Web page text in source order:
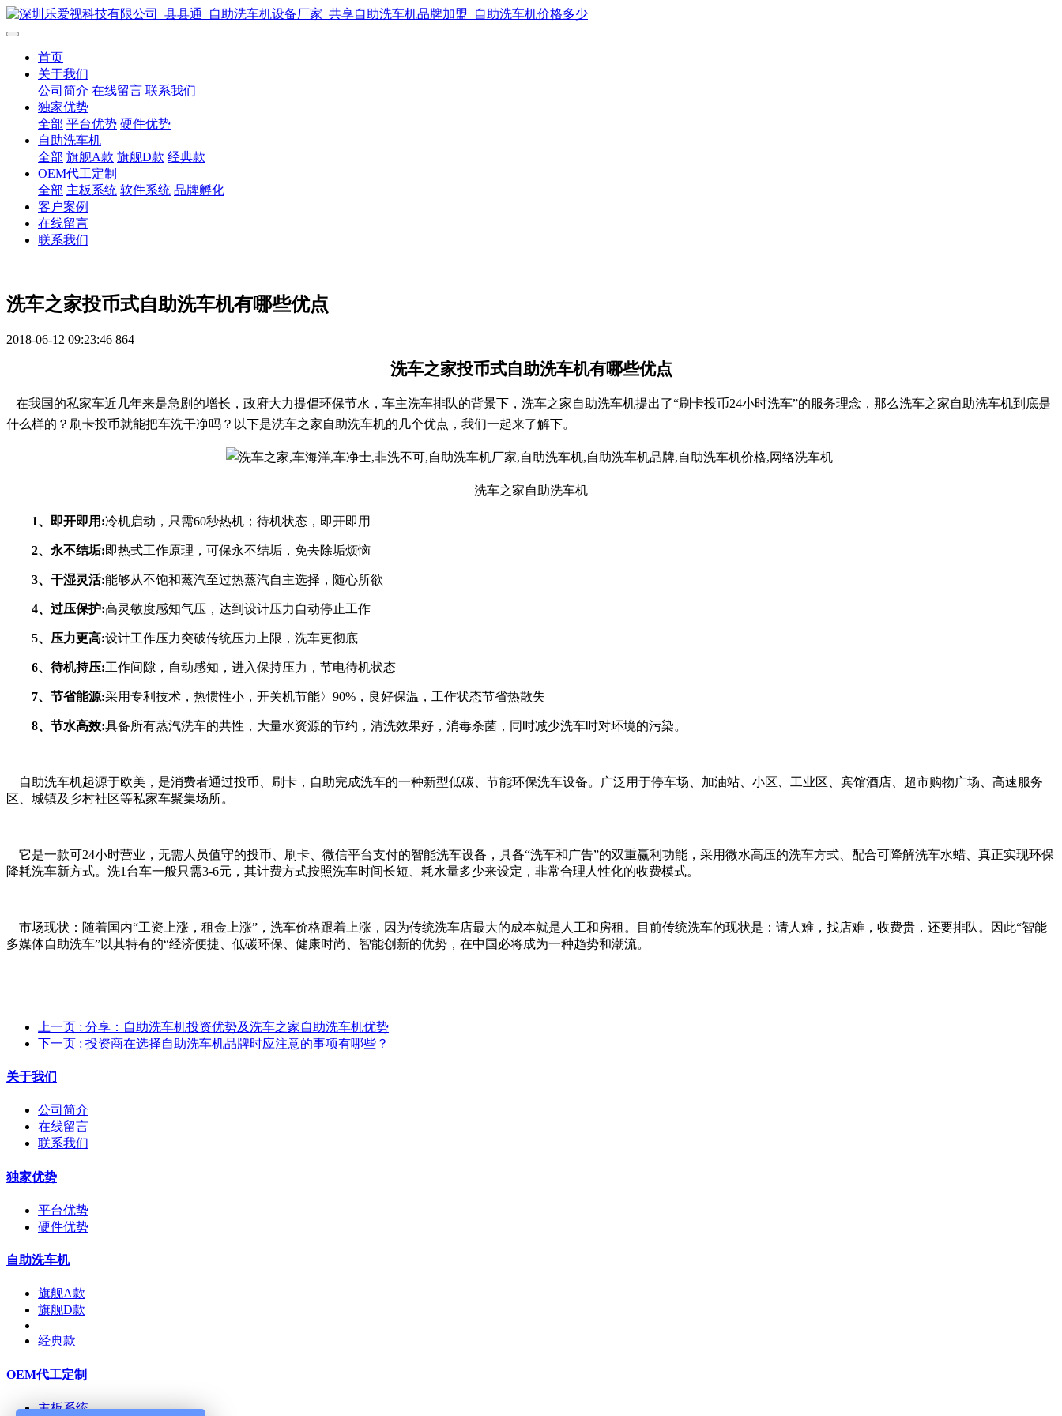
首页
关于我们
公司简介 在线留言 联系我们
独家优势
全部 平台优势 硬件优势
自助洗车机
全部 旗舰A款 旗舰D款 经典款
OEM代工定制
全部 主板系统 软件系统 品牌孵化
客户案例
在线留言
联系我们
洗车之家投币式自助洗车机有哪些优点
2018-06-12 09:23:46 864
洗车之家投币式自助洗车机有哪些优点
在我国的私家车近几年来是急剧的增长，政府大力提倡环保节水，车主洗车排队的背景下， 洗车之家自助洗车机提出了“刷卡投币24小时洗车”的服务理念，那么洗车之家自助洗车机到底是
什么样的？刷卡投币就能把车洗干净吗？以下是洗车之家自助洗车机的几个优点，我们一起来了解下。
洗车之家自助洗车机
1、即开即用:冷机启动，只需60秒热机；待机状态，即开即用
2、永不结垢:即热式工作原理，可保永不结垢，免去除垢烦恼
3、干湿灵活:能够从不饱和蒸汽至过热蒸汽自主选择，随心所欲
4、过压保护:高灵敏度感知气压，达到设计压力自动停止工作
5、压力更高:设计工作压力突破传统压力上限，洗车更彻底
6、待机持压:工作间隙，自动感知，进入保持压力，节电待机状态
7、节省能源:采用专利技术，热惯性小，开关机节能〉 90%，良好保温，工作状态节省热散失
8、节水高效:具备所有蒸汽洗车的共性，大量水资源的节约，清洗效果好，消毒杀菌，同时减少洗车时对环境的污染。
自助洗车机起源于欧美，是消费者通过投币、刷卡，自助完成洗车的一种新型低碳、节能环保洗车设备。广泛用于停车场、加油站、小区、工业区、宾馆酒店、超市购物广场、高速服务
区、城镇及乡村社区等私家车聚集场所。
它是一款可24小时营业，无需人员值守的投币、刷卡、微信平台支付的智能洗车设备，具备“洗车和广告”的双重赢利功能，采用微水高压的洗车方式、配合可降解洗车水蜡、真正实现环保
降耗洗车新方式。洗1台车一般只需3-6元，其计费方式按照洗车时间长短、耗水量多少来设定，非常合理人性化的收费模式。
市场现状：随着国内“工资上涨，租金上涨”，洗车价格跟着上涨，因为传统洗车店最大的成本就是人工和房租。目前传统洗车的现状是：请人难，找店难，收费贵，还要排队。因此“智能
多媒体自助洗车”以其特有的“经济便捷、低碳环保、健康时尚、智能创新的优势，在中国必将成为一种趋势和潮流。
上一页 : 分享：自助洗车机投资优势及洗车之家自助洗车机优势
下一页 : 投资商在选择自助洗车机品牌时应注意的事项有哪些？
关于我们
公司简介
在线留言
联系我们
独家优势
平台优势
硬件优势
自助洗车机
旗舰A款
旗舰D款
经典款
OEM代工定制
主板系统